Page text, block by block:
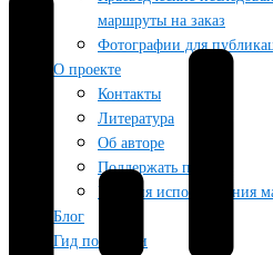
маршруты на заказ
Фотографии для
О проекте
Контакты
Литература
Об авторе
Поддержать проект
Условия использования
Блог
Гид по жизни